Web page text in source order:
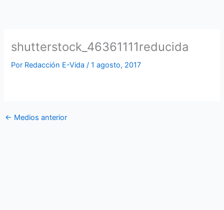
shutterstock_46361111reducida
Por Redacción E-Vida/1 agosto, 2017
← Medios anterior